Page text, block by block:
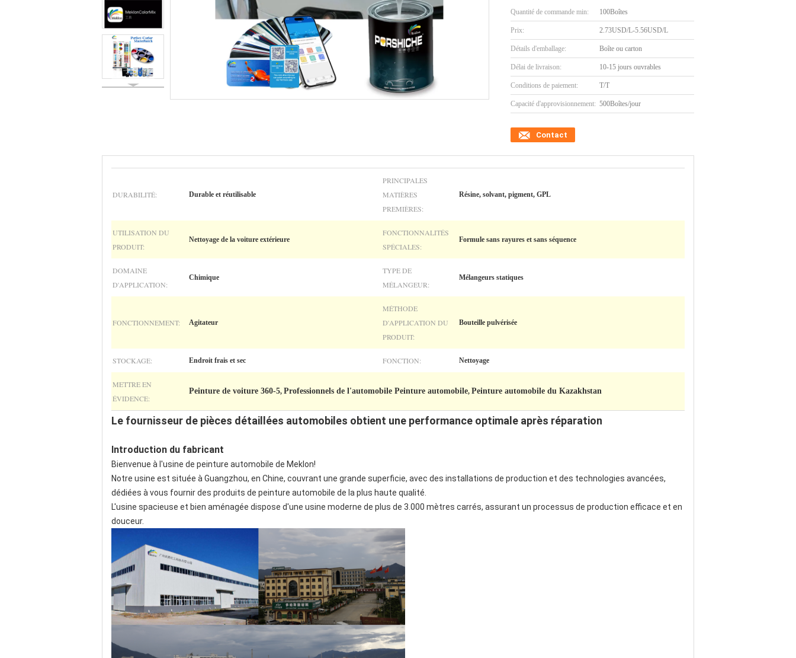
Quantité de commande min: 100Boîtes
Prix: 2.73USD/L-5.56USD/L
Détails d'emballage: Boîte ou carton
Délai de livraison: 10-15 jours ouvrables
Conditions de paiement: T/T
Capacité d'approvisionnement: 500Boîtes/jour
Contact
DURABILITÉ: Durable et réutilisable
PRINCIPALES
MATIÈRES
PREMIÈRES:
Résine, solvant, pigment, GPL
UTILISATION DU
PRODUIT:
Nettoyage de la voiture extérieure
FONCTIONNALITÉS
SPÉCIALES:
Formule sans rayures et sans séquence
DOMAINE
D'APPLICATION:
Chimique
TYPE DE
MÉLANGEUR:
Mélangeurs statiques
FONCTIONNEMENT: Agitateur
MÉTHODE
D'APPLICATION DU
PRODUIT:
Bouteille pulvérisée
STOCKAGE: Endroit frais et sec FONCTION: Nettoyage
METTRE EN
ÉVIDENCE:
Peinture de voiture 360-5, Professionnels de l'automobile Peinture automobile, Peinture automobile du Kazakhstan
Le fournisseur de pièces détaillées automobiles obtient une performance optimale après réparation
Introduction du fabricant
Bienvenue à l'usine de peinture automobile de Meklon!
Notre usine est située à Guangzhou, en Chine, couvrant une grande superficie, avec des installations de production et des technologies avancées,
dédiées à vous fournir des produits de peinture automobile de la plus haute qualité.
L'usine spacieuse et bien aménagée dispose d'une usine moderne de plus de 3.000 mètres carrés, assurant un processus de production efficace et en
douceur.